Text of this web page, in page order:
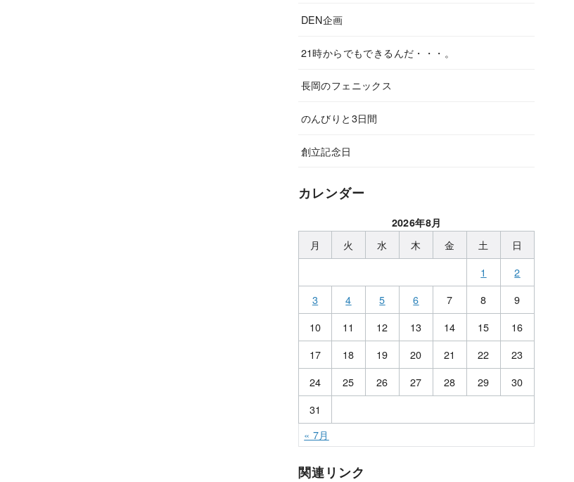
DEN企画
21時からでもできるんだ・・・。
長岡のフェニックス
のんびりと3日間
創立記念日
カレンダー
2026年8月
月 火 水 木 金 土
日
1
2
3
4 5 6 7 8
9
10
11 12 13 14 15
16
17
18 19 20 21 22
23
24
25 26 27 28 29
30
31
« 7月
関連リンク